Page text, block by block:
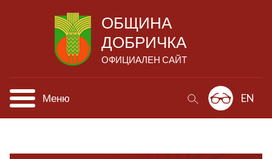
ОБЩИНА
ДОБРИЧКА
ОФИЦИАЛЕН САЙТ
Меню EN